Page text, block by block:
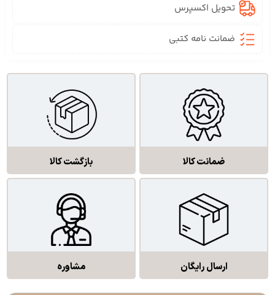
تحویل اکسپرس
ضمانت نامه کتبی
ضمانت کالا بازگشت کالا
ارسال رایگان مشاوره